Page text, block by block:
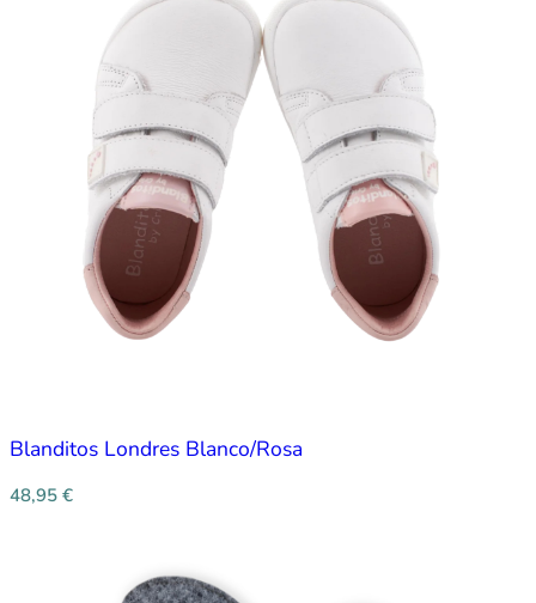
Blanditos Londres Blanco/Rosa
48,95 €